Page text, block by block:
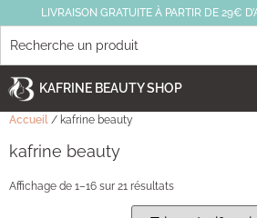
LIVRAISON GRATUITE À PARTIR DE 29€
KAFRINE BEAUTY SHOP
Accueil / kafrine beauty
kafrine beauty
Affichage de 1–16 sur 21 résultats